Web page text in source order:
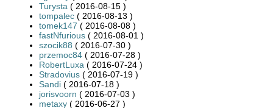
Turysta ( 2016-08-15 )
tompalec ( 2016-08-13 )
tomek147 ( 2016-08-08 )
fastNfurious ( 2016-08-01 )
szocik88 ( 2016-07-30 )
przemoc84 ( 2016-07-28 )
RobertLuxa ( 2016-07-24 )
Stradovius ( 2016-07-19 )
Sandi ( 2016-07-18 )
jorisvoorn ( 2016-07-03 )
metaxy ( 2016-06-27 )